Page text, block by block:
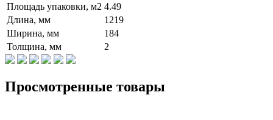
Площадь упаковки, м2 4.49
Длина, мм
1219
Ширина, мм
184
Толщина, мм
2
Просмотренные товары